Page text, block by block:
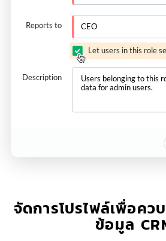
จัดการโปรไฟล์เพื่อคว
ข้อมูล